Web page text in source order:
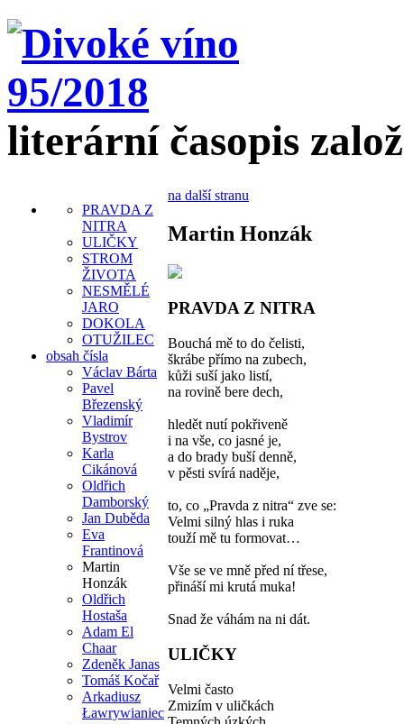
literární časopis
PRAVDA Z
NITRA
ULIČKY
STROM
ŽIVOTA
NESMĚLÉ
JARO
DOKOLA
OTUŽILEC
obsah čísla
Václav Bárta
Pavel
Březenský
Vladimír
Bystrov
Karla
Cikánová
Oldřich
Damborský
Jan Duběda
Eva
Frantinová
Martin
Honzák
Oldřich
Hostaša
Adam El
Chaar
Zdeněk Janas
Tomáš Kočař
Arkadiusz
Ławrywianiec
na další stranu
Martin Honzák
PRAVDA Z NITRA
Bouchá mě to do čelisti,
škrábe přímo na zubech,
kůži suší jako listí,
na rovině bere dech,
hledět nutí pokřiveně
i na vše, co jasné je,
a do brady buší denně,
v pěsti svírá naděje,
to, co „Pravda z nitra“ zve se:
Velmi silný hlas i ruka
touží mě tu formovat…
Vše se ve mně před ní třese,
přináší mi krutá muka!
Snad že váhám na ni dát.
ULIČKY
Velmi často
Zmizím v uličkách